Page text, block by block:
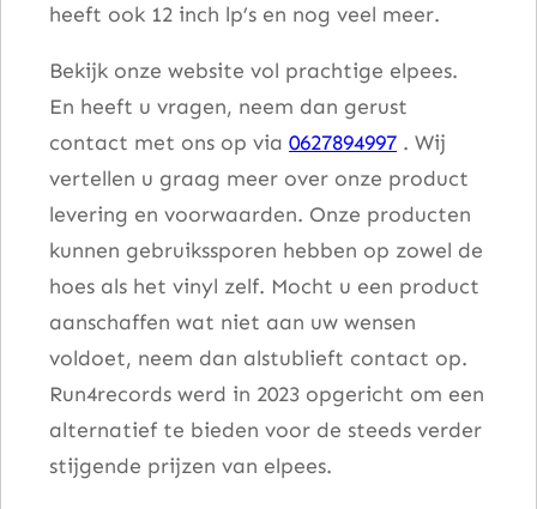
heeft ook 12 inch lp’s en nog veel meer.
Bekijk onze website vol prachtige elpees.
En heeft u vragen, neem dan gerust
contact met ons op via 0627894997 . Wij
vertellen u graag meer over onze product
levering en voorwaarden. Onze producten
kunnen gebruikssporen hebben op zowel de
hoes als het vinyl zelf. Mocht u een product
aanschaffen wat niet aan uw wensen
voldoet, neem dan alstublieft contact op.
Run4records werd in 2023 opgericht om een
alternatief te bieden voor de steeds verder
stijgende prijzen van elpees.